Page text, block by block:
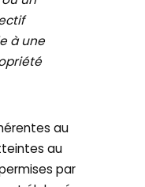
à une
au
au
par